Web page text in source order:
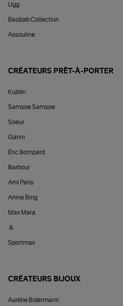
Ugg
Baobab Collection
Assouline
CRÉATEURS PRÊT-À-PORTER
Kujten
Samsoe Samsoe
Soeur
Ganni
Éric Bompard
Barbour
Ami Paris
Anine Bing
Max Mara
&
Sportmax
CRÉATEURS BIJOUX
Aurélie Bidermann